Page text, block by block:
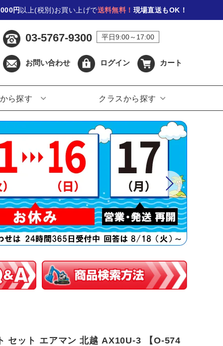
円 以上(税別)お買い上げで送料無料！ 現場直送もOK！
03-5767-9300 平日9:00～17:00
お問い合わせ ログイン カート
ら探す クラスから探す
セット エアマン 北越 AX10U-3 【O-574